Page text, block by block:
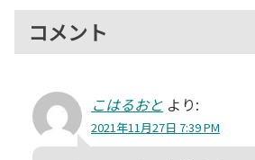
コメント
こはるおと より:
2021年11月27日 7:39 PM